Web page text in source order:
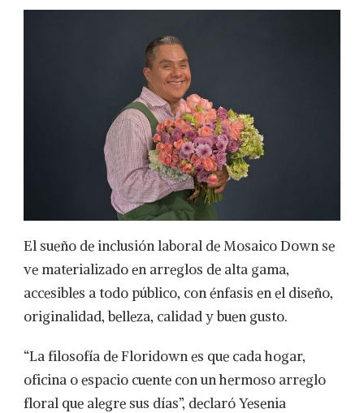
El sueño de inclusión laboral de Mosaico Down se
ve materializado en arreglos de alta gama,
accesibles a todo público, con énfasis en el diseño,
originalidad, belleza, calidad y buen gusto.
“La filosofía de Floridown es que cada hogar,
oficina o espacio cuente con un hermoso arreglo
floral que alegre sus días”, declaró Yesenia